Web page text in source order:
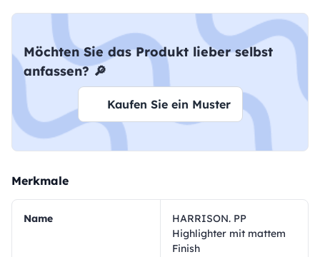
Möchten Sie das Produkt lieber selbst
anfassen? 🔎
Kaufen Sie ein Muster
Merkmale
Name
HARRISON. PP
Highlighter mit mattem
Finish